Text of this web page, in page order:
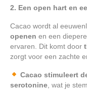
2. Een open hart en
Cacao wordt al
openen en een
ervaren. Dit komt door
zorgt voor een zachte
Cacao stimuleert
serotonine , wat je